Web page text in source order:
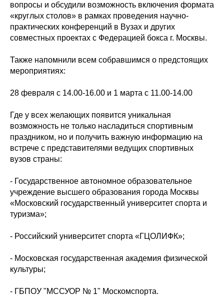
вопросы и обсудили возможность включения формата
«круглых столов» в рамках проведения научно-
практических конференций в Вузах и других
совместных проектах с Федерацией бокса г. Москвы.
Также напомнили всем собравшимся о предстоящих
мероприятиях:
28 февраля с 14.00-16.00 и 1 марта с 11.00-14.00
Где у всех желающих появится уникальная
возможность не только насладиться спортивным
праздником, но и получить важную информацию на
встрече с представителями ведущих спортивных
вузов страны:
- Государственное автономное образовательное
учреждение высшего образования города Москвы
«Московский государственный университет спорта и
туризма»;
- Российский университет спорта «ГЦОЛИФК»;
- Московская государственная академия физической
культуры;
- ГБПОУ "МССУОР № 1" Москомспорта.